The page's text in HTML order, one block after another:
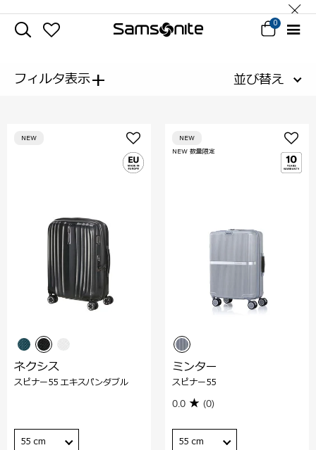
0
フィルタ表示+ 並び替え
NEW
ネクシス
スピナー55 エキスパンダブル
55 cm
NEW 数量限定
NEW
ミンター
スピナー55
0.0 (0)
55 cm